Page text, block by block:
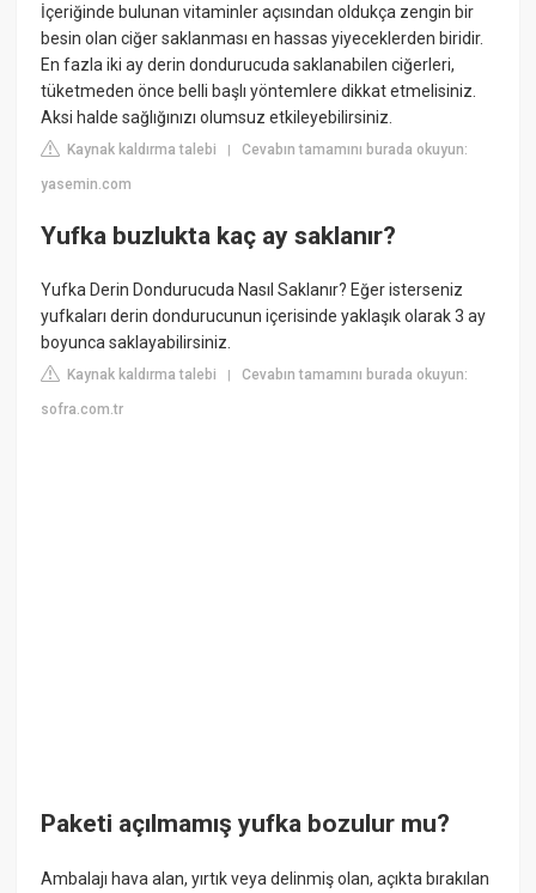
İçeriğinde bulunan vitaminler açısından oldukça zengin bir
besin olan ciğer saklanması en hassas yiyeceklerden biridir.
En fazla iki ay derin dondurucuda saklanabilen ciğerleri,
tüketmeden önce belli başlı yöntemlere dikkat etmelisiniz.
Aksi halde sağlığınızı olumsuz etkileyebilirsiniz.
Kaynak kaldırma talebi |Cevabın tamamını burada okuyun:
yasemin.com
Yufka buzlukta kaç ay saklanır?
Yufka Derin Dondurucuda Nasıl Saklanır? Eğer isterseniz
yufkaları derin dondurucunun içerisinde yaklaşık olarak 3 ay
boyunca saklayabilirsiniz.
Kaynak kaldırma talebi |Cevabın tamamını burada okuyun:
sofra.com.tr
Paketi açılmamış yufka bozulur mu?
Ambalajı hava alan, yırtık veya delinmiş olan, açıkta bırakılan